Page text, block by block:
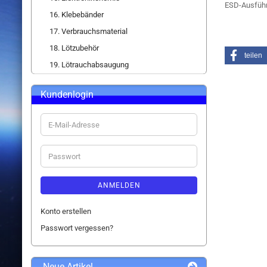
ESD-
teilen
16. Klebebänder
17. Verbrauchsmaterial
18. Lötzubehör
19. Lötrauchabsaugung
Kundenlogin
E-
Mail-
Adresse
Passwort
ANMELDEN
Konto erstellen
Passwort vergessen?